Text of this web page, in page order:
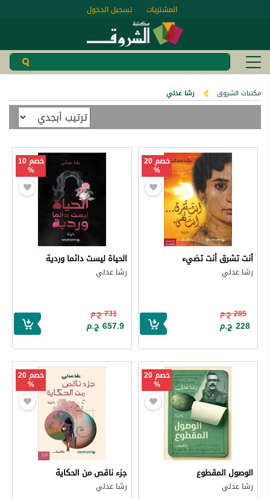
تسجيل الدخول المشتريات
مكتبات الشروق رشا عدلي
خصم 20
%
أنت تشرق أنت تضيء
رشا عدلي
285 ج.م
228 ج.م
خصم 10
%
الحياة ليست دائما وردية
رشا عدلي
731 ج.م
657.9 ج.م
خصم 20
%
الوصول المقطوع
رشا عدلي
خصم 20
%
جزء ناقص من الحكاية
رشا عدلي